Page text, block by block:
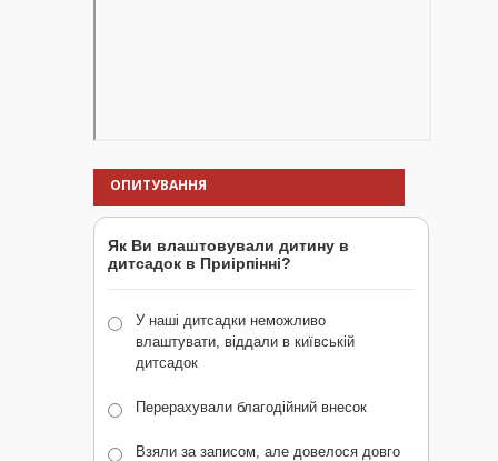
ОПИТУВАННЯ
Як Ви влаштовували дитину в
дитсадок в Приірпінні?
У наші дитсадки неможливо
влаштувати, віддали в київській
дитсадок
Перерахували благодійний внесок
Взяли за записом, але довелося довго